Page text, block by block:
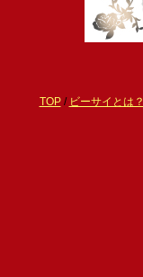
TOP/ ビーサイとは？